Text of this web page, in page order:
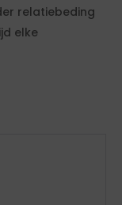
relatiebeding
elke